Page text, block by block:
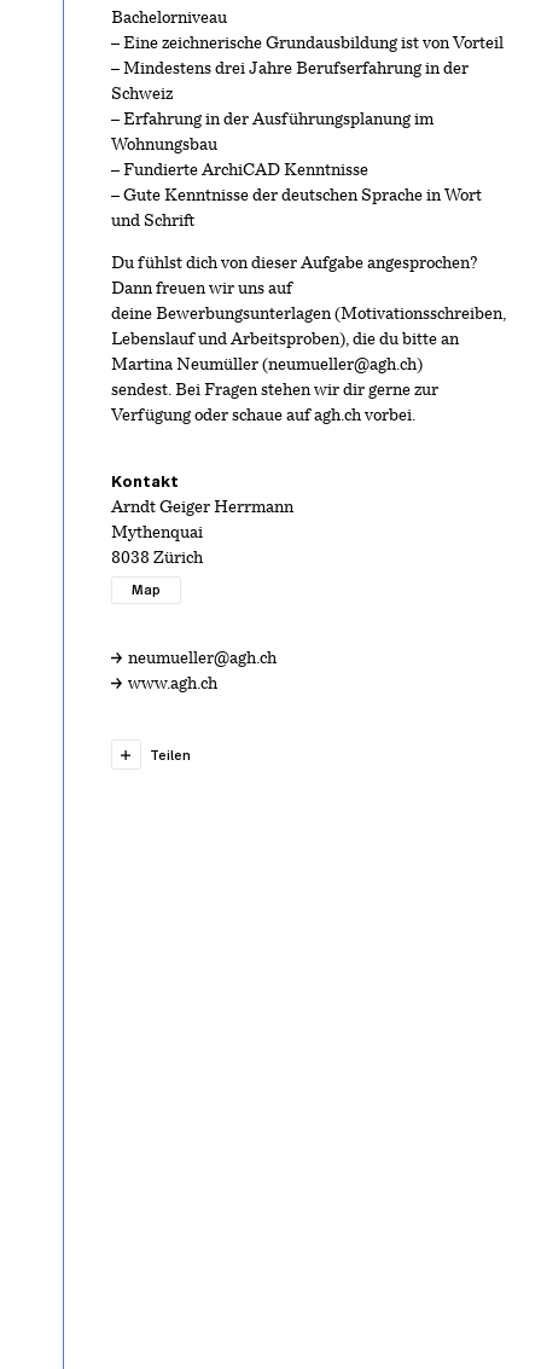
Bachelorniveau
– Eine zeichnerische Grundausbildung ist von Vorteil
– Mindestens drei Jahre Berufserfahrung in der
Schweiz
– Erfahrung in der Ausführungsplanung im
Wohnungsbau
– Fundierte ArchiCAD Kenntnisse
– Gute Kenntnisse der deutschen Sprache in Wort
und Schrift
Du fühlst dich von dieser Aufgabe angesprochen?
Dann freuen wir uns auf
deine Bewerbungsunterlagen (Motivationsschreiben,
Lebenslauf und Arbeitsproben), die du bitte an
Martina Neumüller (neumueller@agh.ch)
sendest. Bei Fragen stehen wir dir gerne zur
Verfügung oder schaue aufagh.chvorbei.
Kontakt
Arndt Geiger Herrmann
Mythenquai
8038 Zürich
Map
neumueller@agh.ch
www.agh.ch
Teilen